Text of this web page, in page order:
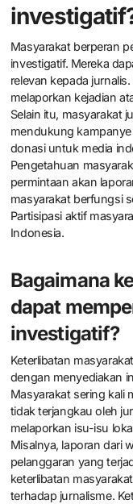
Masyarakat berperan
investigatif. Mereka
relevan kepada
melaporkan kejadian
Selain itu, masyarakat
mendukung
donasi untuk media
Pengetahuan
permintaan akan
masyarakat berfungsi
Partisipasi aktif
Indonesia.
Bagaimana
dapat
investigatif?
Keterlibatan
dengan menyediakan
Masyarakat sering kali
tidak terjangkau oleh
melaporkan isu-isu
Misalnya, laporan dari
pelanggaran yang
keterlibatan
terhadap jurnalisme.